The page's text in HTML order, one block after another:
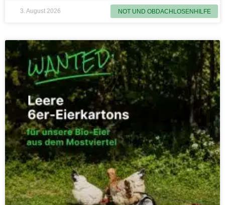
NOT UND OBDACHLOSENHILFE
3. August 2026